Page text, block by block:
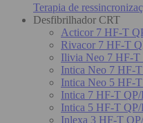
Terapia de
Desfibrilhador CRT
Acticor 7 HF-T
Rivacor 7 HF-T
Ilivia Neo 7 HF-
Intica Neo 7 HF-
Intica Neo 5 HF-
Intica 7 HF-T
Intica 5 HF-T
Inlexa 3 HF-T